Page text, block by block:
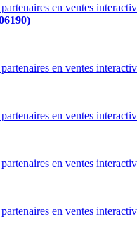
en ventes
en ventes
en ventes
en ventes
en ventes